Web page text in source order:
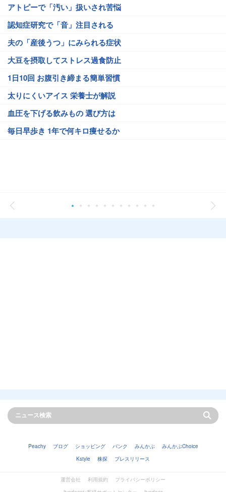
アトピーで「汚い」扱いされ苦悩
認知症研究で「音」注目される
夫の「産後うつ」にみられる症状
大豆を摂取してストレス過食防止
1日10回 お腹引き締まる簡単習慣
太りにくいアイス 栄養士が解説
血圧を下げる飲みもの 選び方は
毎日早歩き 1年で何キロ痩せるか
Peachy ブログ ショッピング バンク みんかぶ
みんかぶChoice
Kstyle
株探 プレスリリース
運営会社 利用規約
プライバシーポリシー